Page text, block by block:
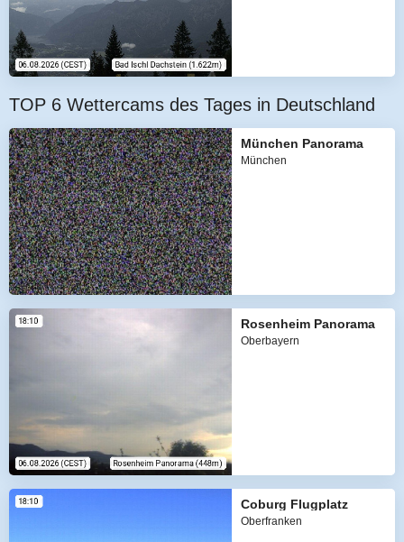
TOP 6 Wettercams des Tages in Deutschland
München Panorama
München
Rosenheim Panorama
Oberbayern
Coburg Flugplatz
Oberfranken